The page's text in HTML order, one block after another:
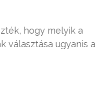
hogy melyik a
választása ugyanis a